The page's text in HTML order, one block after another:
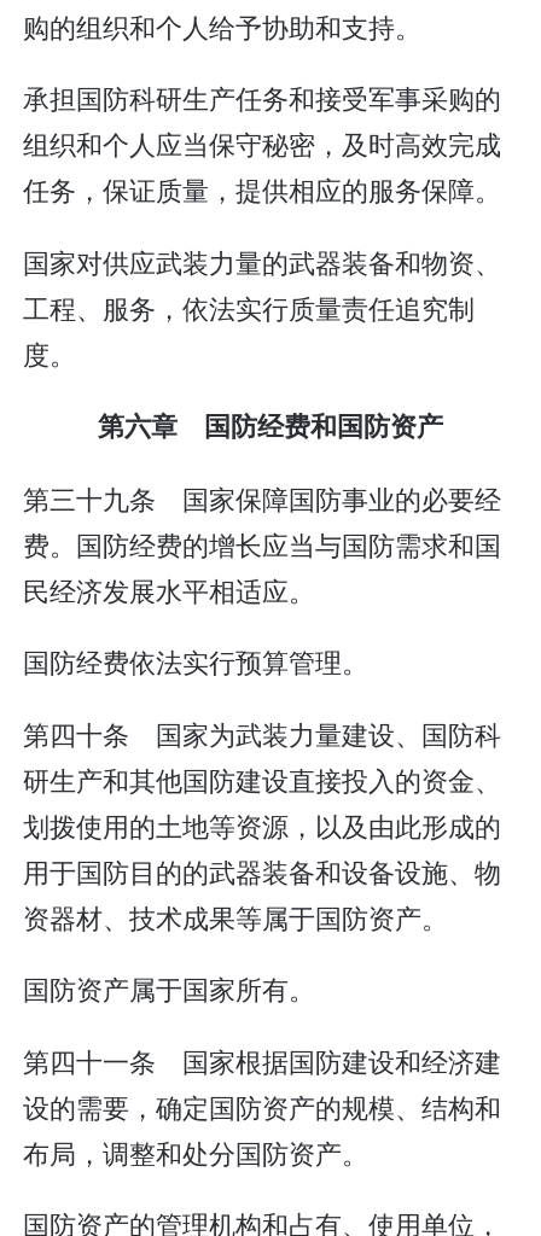
购的组织和个人给予协助和支持。
承担国防科研生产任务和接受军事采购的
组织和个人应当保守秘密，及时高效完成
任务，保证质量，提供相应的服务保障。
国家对供应武装力量的武器装备和物资、
工程、服务，依法实行质量责任追究制
度。
第六章 国防经费和国防资产
第三十九条 国家保障国防事业的必要经
费。国防经费的增长应当与国防需求和国
民经济发展水平相适应。
国防经费依法实行预算管理。
第四十条 国家为武装力量建设、国防科
研生产和其他国防建设直接投入的资金、
划拨使用的土地等资源，以及由此形成的
用于国防目的的武器装备和设备设施、物
资器材、技术成果等属于国防资产。
国防资产属于国家所有。
第四十一条 国家根据国防建设和经济建
设的需要，确定国防资产的规模、结构和
布局，调整和处分国防资产。
国防资产的管理机构和占有、使用单位，